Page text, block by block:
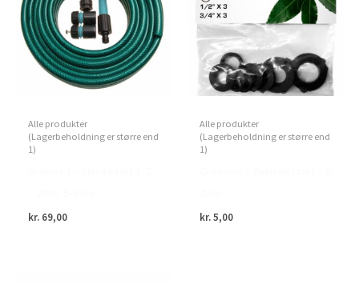
Alle produkter
(Lagerbeholdning er større end
1)
kr. 69,00
Alle produkter
(Lagerbeholdning er større end
1)
kr.5,00